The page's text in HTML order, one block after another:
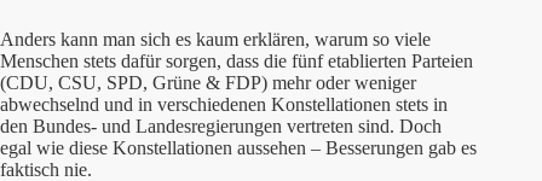
Anders kann man sich es kaum erklären, warum so viele
Menschen stets dafür sorgen, dass die fünf etablierten Parteien
(CDU, CSU, SPD, Grüne & FDP) mehr oder weniger
abwechselnd und in verschiedenen Konstellationen stets in
den Bundes- und Landesregierungen vertreten sind. Doch
egal wie diese Konstellationen aussehen – Besserungen gab es
faktisch nie.